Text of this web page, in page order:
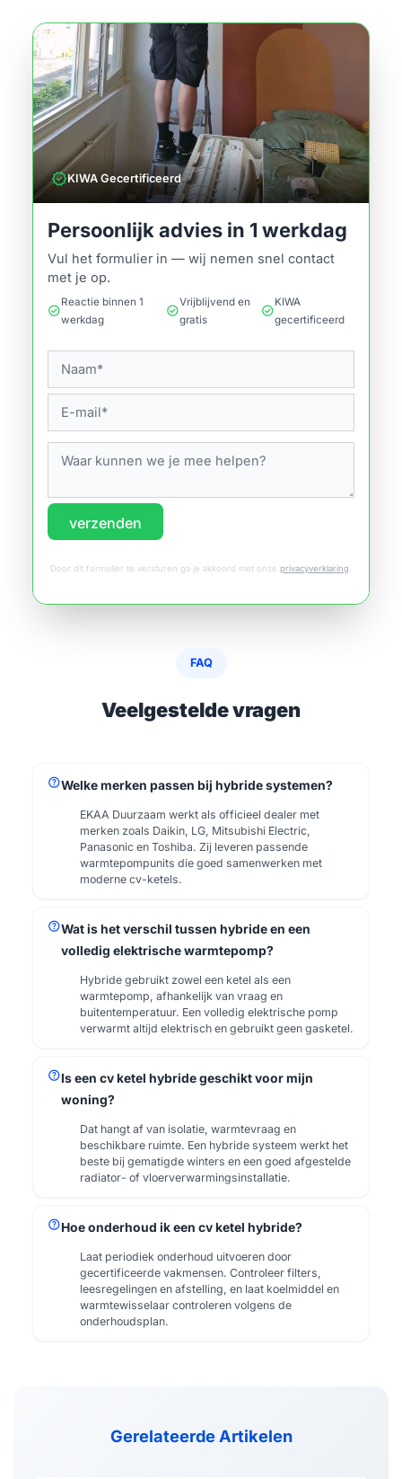
verifiedKIWA Gecertificeerd
Persoonlijk advies in 1 werkdag
Vul het formulier in — wij nemen snel contact
met je op.
check_circle
Reactie binnen 1
werkdag
check_circle
Vrijblijvend en
gratis
check_circle
KIWA
gecertificeerd
verzenden
Door dit formulier te versturen ga je akkoord met onze privacyverklaring
FAQ
Veelgestelde vragen
helpWelke merken passen bij hybride systemen?
EKAA Duurzaam werkt als officieel dealer met
merken zoals Daikin, LG, Mitsubishi Electric,
Panasonic en Toshiba. Zij leveren passende
warmtepompunits die goed samenwerken met
moderne cv-ketels.
helpWat is het verschil tussen hybride en een
volledig elektrische warmtepomp?
Hybride gebruikt zowel een ketel als een
warmtepomp, afhankelijk van vraag en
buitentemperatuur. Een volledig elektrische pomp
verwarmt altijd elektrisch en gebruikt geen gasketel.
helpIs een cv ketel hybride geschikt voor mijn
woning?
Dat hangt af van isolatie, warmtevraag en
beschikbare ruimte. Een hybride systeem werkt het
beste bij gematigde winters en een goed afgestelde
radiator- of vloerverwarmingsinstallatie.
helpHoe onderhoud ik een cv ketel hybride?
Laat periodiek onderhoud uitvoeren door
gecertificeerde vakmensen. Controleer filters,
leesregelingen en afstelling, en laat koelmiddel en
warmtewisselaar controleren volgens de
onderhoudsplan.
Gerelateerde Artikelen